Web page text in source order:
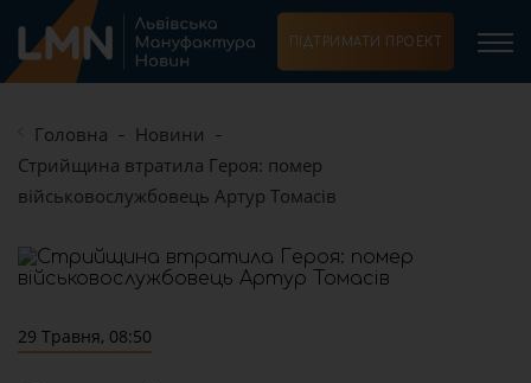
ПІДТРИМАТИ ПРОЕКТ
Головна
Новини
Стрийщина втратила Героя: помер
військовослужбовець Артур Томасів
29 Травня, 08:50